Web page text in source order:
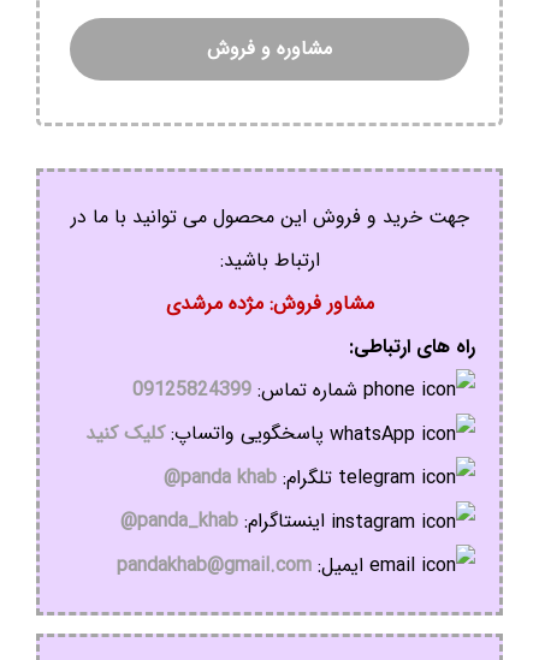
مشاوره و فروش
جهت خرید و فروش این محصول می توانید با ما در
ارتباط باشید:
مشاور فروش: مژده مرشدی
راه های ارتباطی:
شماره تماس: 09125824399
پاسخگویی واتساپ:کلیک کنید
تلگرام: panda khab@
اینستاگرام: panda_khab@
ایمیل: pandakhab@gmail.com